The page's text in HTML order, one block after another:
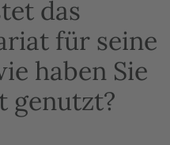
das
für seine
haben Sie
genutzt?